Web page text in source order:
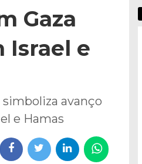
Gaza
Israel e
avanço
e Hamas